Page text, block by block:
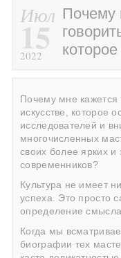
Июл
15
2022
Почему
Почему мне кажется
искусстве, которое
исследователей и
многочисленных
своих более ярких
современников?
Культура не имеет
успеха. Это просто
определение
Когда мы
биографии тех